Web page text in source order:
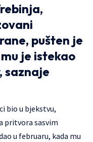
pušten je
je istekao
saznaje
bio u bjekstvu,
pritvora sasvim
u februaru, kada mu